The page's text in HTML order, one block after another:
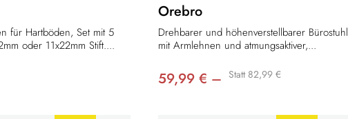
für Hartböden, Set mit 5
oder 11x22mm Stift....
Orebro
Drehbarer und höhenverstellbarer Bürostuhl
mit Armlehnen und atmungsaktiver,...
59,99 € – Statt 82,99 €